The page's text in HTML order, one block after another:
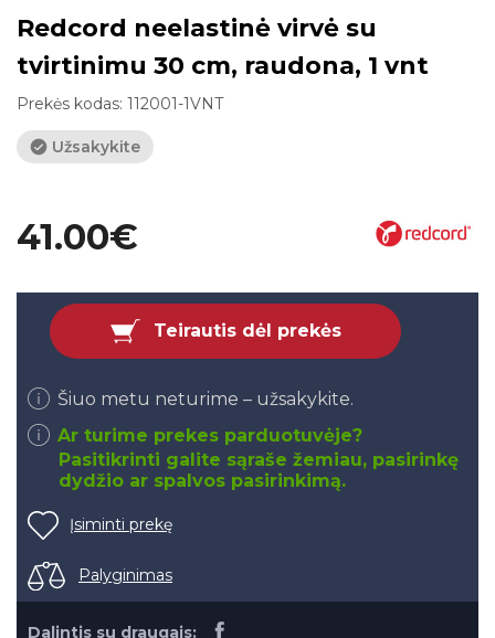
Redcord neelastinė virvė su
tvirtinimu 30 cm, raudona, 1 vnt
Prekės kodas: 112001-1VNT
Užsakykite
41.00€
Teirautis dėl prekės
Šiuo metu neturime – užsakykite.
Ar turime prekes parduotuvėje?
Pasitikrinti galite sąraše žemiau, pasirinkę
dydžio ar spalvos pasirinkimą.
Įsiminti prekę
Palyginimas
Dalintis su draugais: